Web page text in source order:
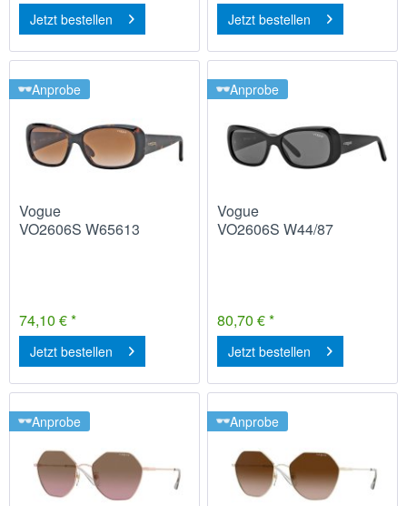
Jetzt bestellen Jetzt bestellen
Anprobe
Vogue
VO2606S W65613
74,10 € *
Jetzt bestellen
Anprobe
Vogue
VO2606S W44/87
80,70 € *
Jetzt bestellen
Anprobe Anprobe